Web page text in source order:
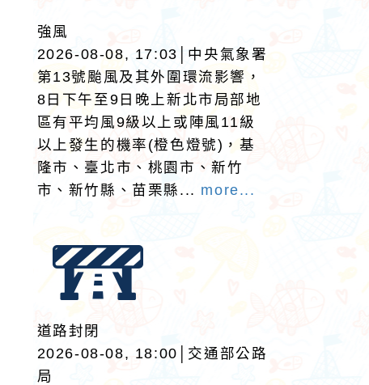
強風
2026-08-08, 17:03│中央氣象署
第13號颱風及其外圍環流影響，
8日下午至9日晚上新北市局部地
區有平均風9級以上或陣風11級
以上發生的機率(橙色燈號)，基
隆市、臺北市、桃園市、新竹
市、新竹縣、苗栗縣... more...
道路封閉
2026-08-08, 18:00│交通部公路
局